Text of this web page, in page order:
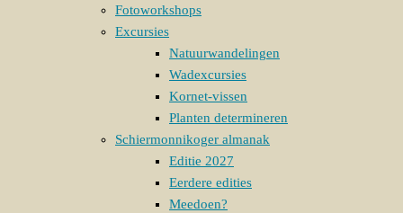
Fotoworkshops
Excursies
Natuurwandelingen
Wadexcursies
Kornet-vissen
Planten determineren
Schiermonnikoger almanak
Editie 2027
Eerdere edities
Meedoen?